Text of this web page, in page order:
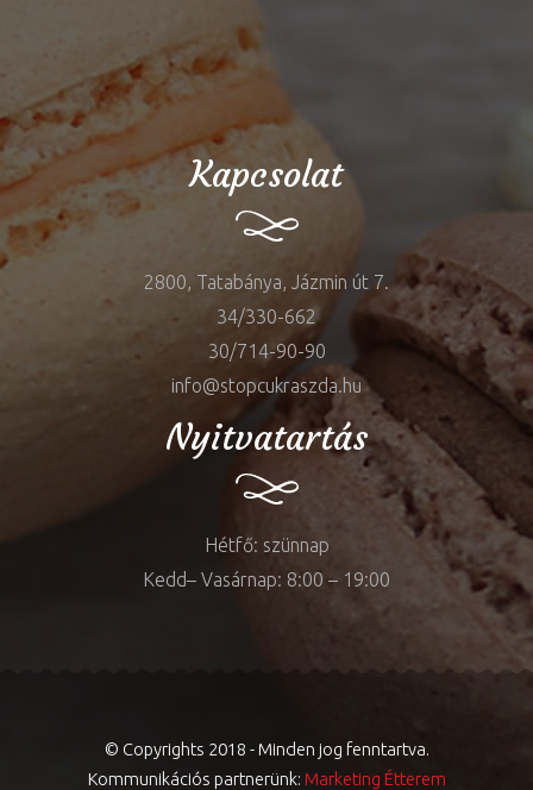
Kapcsolat
2800, Tatabánya, Jázmin út 7.
34/330-662
30/714-90-90
info@stopcukraszda.hu
Nyitvatartás
Hétfő: szünnap
Kedd– Vasárnap: 8:00 – 19:00
© Copyrights 2018 - Minden jog fenntartva.
Kommunikációs partnerünk: Marketing Étterem